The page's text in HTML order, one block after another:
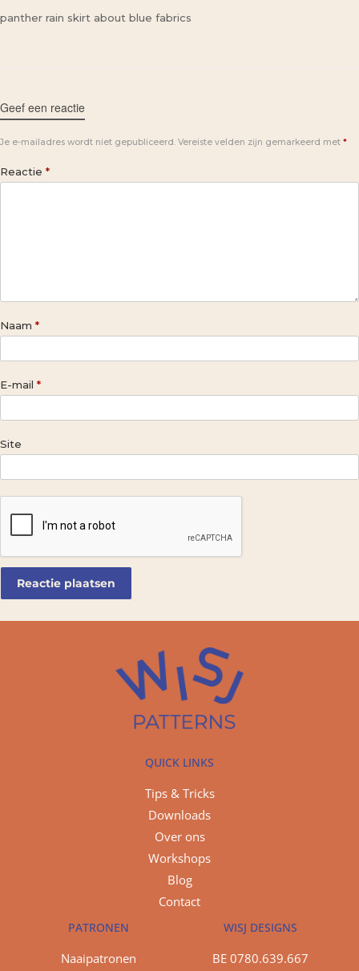
panther rain skirt about blue fabrics
Geef een reactie
Je e-mailadres wordt niet gepubliceerd. Vereiste velden zijn gemarkeerd met *
Reactie *
Naam *
E-mail *
Site
QUICK LINKS
Tips & Tricks
Downloads
Over ons
Workshops
Blog
Contact
PATRONEN
Naaipatronen
WISJ DESIGNS
BE 0780.639.667